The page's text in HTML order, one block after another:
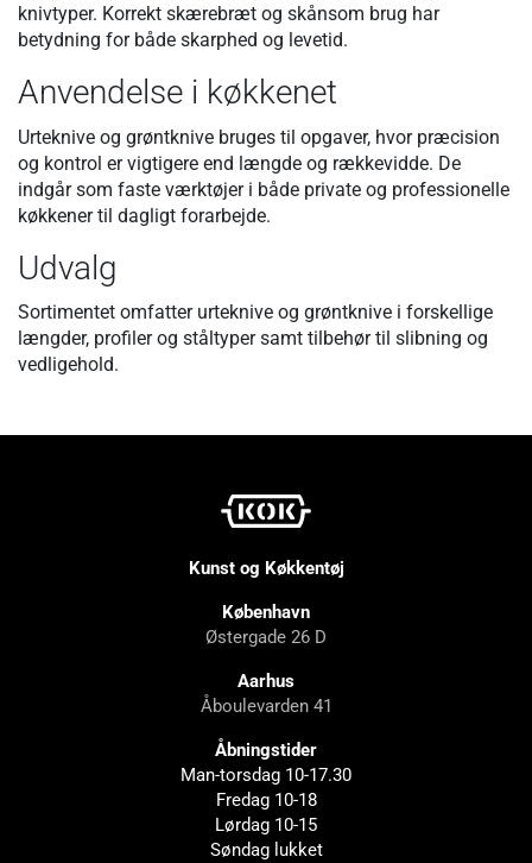
knivtyper. Korrekt skærebræt og skånsom brug har
betydning for både skarphed og levetid.
Anvendelse i køkkenet
Urteknive og grøntknive bruges til opgaver, hvor præcision
og kontrol er vigtigere end længde og rækkevidde. De
indgår som faste værktøjer i både private og professionelle
køkkener til dagligt forarbejde.
Udvalg
Sortimentet omfatter urteknive og grøntknive i forskellige
længder, profiler og ståltyper samt tilbehør til slibning og
vedligehold.
Kunst og Køkkentøj
København
Østergade 26 D
Aarhus
Åboulevarden 41
Åbningstider
Man-torsdag 10-17.30
Fredag 10-18
Lørdag 10-15
Søndag lukket